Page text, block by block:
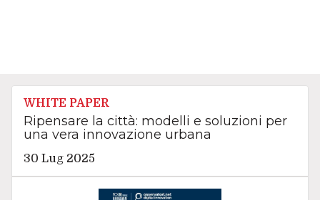
WHITE PAPER
Ripensare la città: modelli e soluzioni per
una vera innovazione urbana
30 Lug 2025